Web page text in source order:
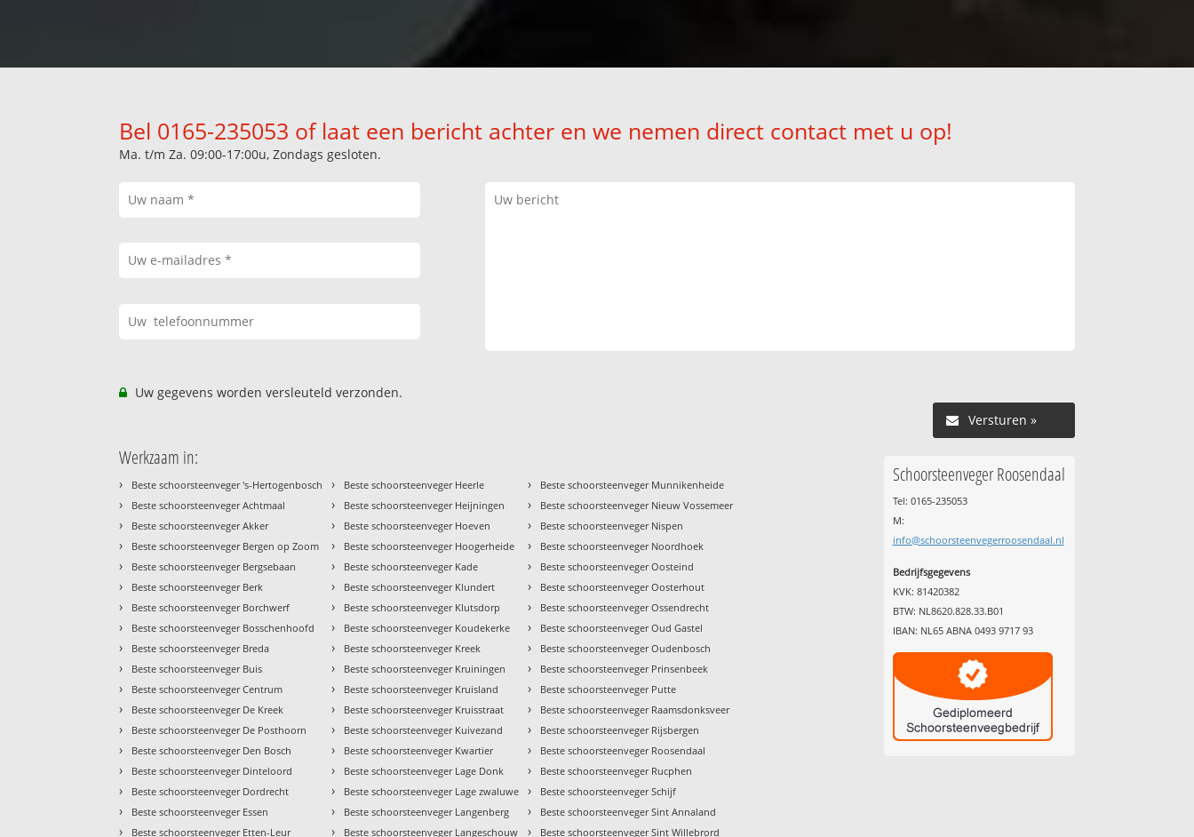
Bel 0165-235053 of laat een bericht achter en we nemen direct contact met u op!
Ma. t/m Za. 09:00-17:00u, Zondags gesloten.
Uw gegevens worden versleuteld verzonden.
Versturen »
Werkzaam in:
› Beste schoorsteenveger 's-Hertogenbosch
› Beste schoorsteenveger Achtmaal
› Beste schoorsteenveger Akker
› Beste schoorsteenveger Bergen op Zoom
› Beste schoorsteenveger Bergsebaan
› Beste schoorsteenveger Berk
› Beste schoorsteenveger Borchwerf
› Beste schoorsteenveger Bosschenhoofd
› Beste schoorsteenveger Breda
› Beste schoorsteenveger Buis
› Beste schoorsteenveger Centrum
› Beste schoorsteenveger De Kreek
› Beste schoorsteenveger De Posthoorn
› Beste schoorsteenveger Den Bosch
› Beste schoorsteenveger Dinteloord
› Beste schoorsteenveger Dordrecht
› Beste schoorsteenveger Essen
› Beste schoorsteenveger Etten-Leur
› Beste schoorsteenveger Heerle
› Beste schoorsteenveger Heijningen
› Beste schoorsteenveger Hoeven
› Beste schoorsteenveger Hoogerheide
› Beste schoorsteenveger Kade
› Beste schoorsteenveger Klundert
› Beste schoorsteenveger Klutsdorp
› Beste schoorsteenveger Koudekerke
› Beste schoorsteenveger Kreek
› Beste schoorsteenveger Kruiningen
› Beste schoorsteenveger Kruisland
› Beste schoorsteenveger Kruisstraat
› Beste schoorsteenveger Kuivezand
› Beste schoorsteenveger Kwartier
› Beste schoorsteenveger Lage Donk
› Beste schoorsteenveger Lage zwaluwe
› Beste schoorsteenveger Langenberg
› Beste schoorsteenveger Langeschouw
› Beste schoorsteenveger Munnikenheide
› Beste schoorsteenveger Nieuw Vossemeer
› Beste schoorsteenveger Nispen
› Beste schoorsteenveger Noordhoek
› Beste schoorsteenveger Oosteind
› Beste schoorsteenveger Oosterhout
› Beste schoorsteenveger Ossendrecht
› Beste schoorsteenveger Oud Gastel
› Beste schoorsteenveger Oudenbosch
› Beste schoorsteenveger Prinsenbeek
› Beste schoorsteenveger Putte
› Beste schoorsteenveger Raamsdonksveer
› Beste schoorsteenveger Rijsbergen
› Beste schoorsteenveger Roosendaal
› Beste schoorsteenveger Rucphen
› Beste schoorsteenveger Schijf
› Beste schoorsteenveger Sint Annaland
› Beste schoorsteenveger Sint Willebrord
Schoorsteenveger Roosendaal
Tel: 0165-235053
M:
info@schoorsteenvegerroosendaal.nl
Bedrijfsgegevens
KVK: 81420382
BTW: NL8620.828.33.B01
IBAN: NL65 ABNA 0493 9717 93